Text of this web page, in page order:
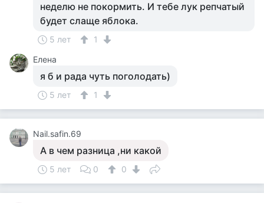
неделю не покормить. И тебе лук репчатый
будет слаще яблока.
5 лет
1
Елена
я б и рада чуть поголодать)
5 лет 1
Nail.safin.69
А в чем разница ,ни какой
5 лет 0 0